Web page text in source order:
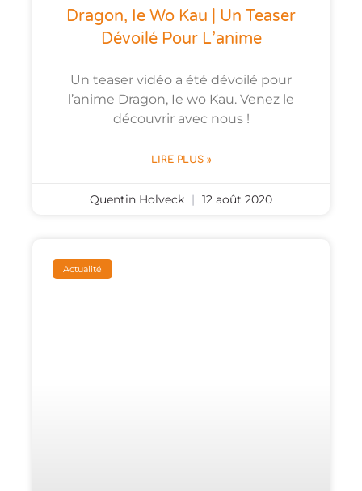
Dragon, Ie Wo Kau | Un Teaser
Dévoilé Pour L’anime
Un teaser vidéo a été dévoilé pour
l’anime Dragon, Ie wo Kau. Venez le
découvrir avec nous !
LIRE PLUS »
Quentin Holveck 12 août 2020
Actualité